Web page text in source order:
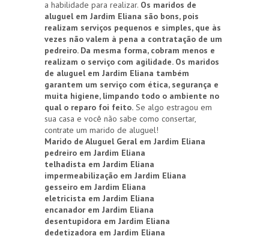
a habilidade para realizar. Os maridos de
aluguel em Jardim Eliana são bons, pois
realizam serviços pequenos e simples, que às
vezes não valem à pena a contratação de um
pedreiro. Da mesma forma, cobram menos e
realizam o serviço com agilidade. Os maridos
de aluguel em Jardim Eliana também
garantem um serviço com ética, segurança e
muita higiene, limpando todo o ambiente no
qual o reparo foi feito. Se algo estragou em
sua casa e você não sabe como consertar,
contrate um marido de aluguel!
Marido de Aluguel Geral em Jardim Eliana
pedreiro em Jardim Eliana
telhadista em Jardim Eliana
impermeabilização em Jardim Eliana
gesseiro em Jardim Eliana
eletricista em Jardim Eliana
encanador em Jardim Eliana
desentupidora em Jardim Eliana
dedetizadora em Jardim Eliana